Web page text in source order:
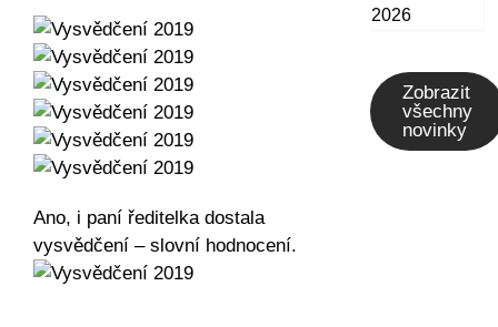
Ano, i paní ředitelka dostala
vysvědčení – slovní hodnocení.
2026
Zobrazit
všechny
novinky